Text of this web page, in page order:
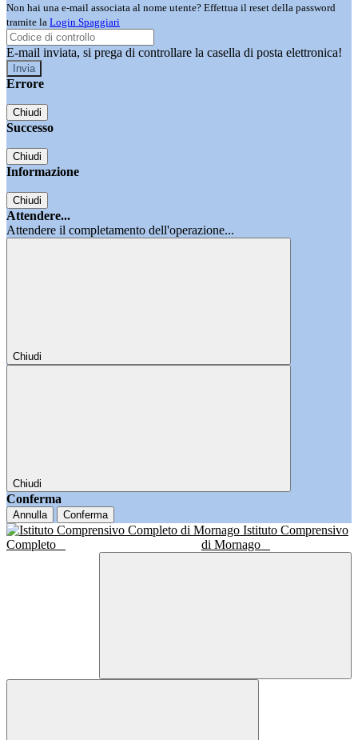
Non hai una e-mail associata al nome utente? Effettua il reset della password
tramite la Login Spaggiari
E-mail inviata, si prega di controllare la casella di posta elettronica!
Errore
Chiudi
Successo
Chiudi
Informazione
Chiudi
Attendere...
Attendere il completamento dell'operazione...
Chiudi
Chiudi
Conferma
Annulla Conferma
Istituto Comprensivo
Completo
di Mornago